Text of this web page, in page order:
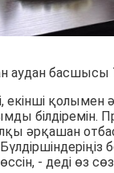
аудан басшысы
екінші қолымен
білдіремін.
әрқашан
- деді өз